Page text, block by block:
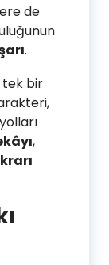
de
.
tek bir
,